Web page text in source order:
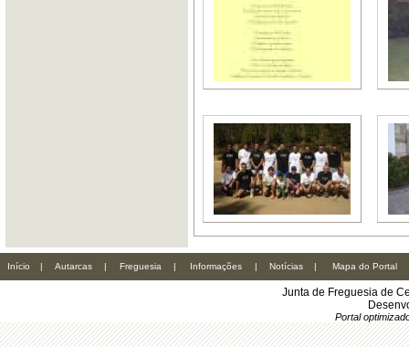
Início | Autarcas | Freguesia | Informações | Notícias | Mapa do Portal
Junta de Freguesia de
Portal